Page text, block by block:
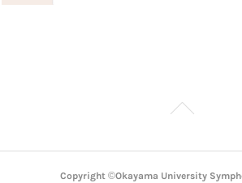
Copyright ©︎Okayama University